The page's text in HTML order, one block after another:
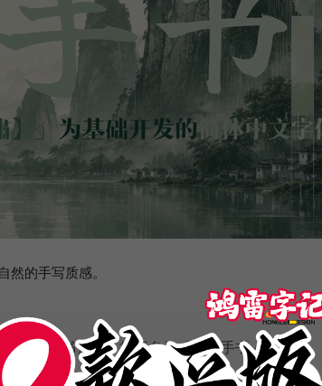
的手写质感。
行（行书）」，故更名为「漓雨手书」。